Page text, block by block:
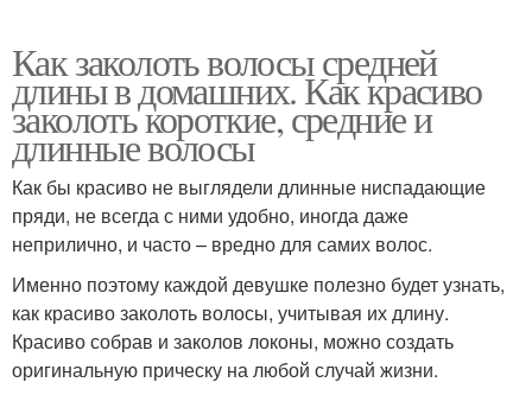
Как заколоть волосы средней
длины в домашних. Как красиво
заколоть короткие, средние и
длинные волосы
Как бы красиво не выглядели длинные ниспадающие
пряди, не всегда с ними удобно, иногда даже
неприлично, и часто – вредно для самих волос.
Именно поэтому каждой девушке полезно будет узнать,
как красиво заколоть волосы, учитывая их длину.
Красиво собрав и заколов локоны, можно создать
оригинальную прическу на любой случай жизни.